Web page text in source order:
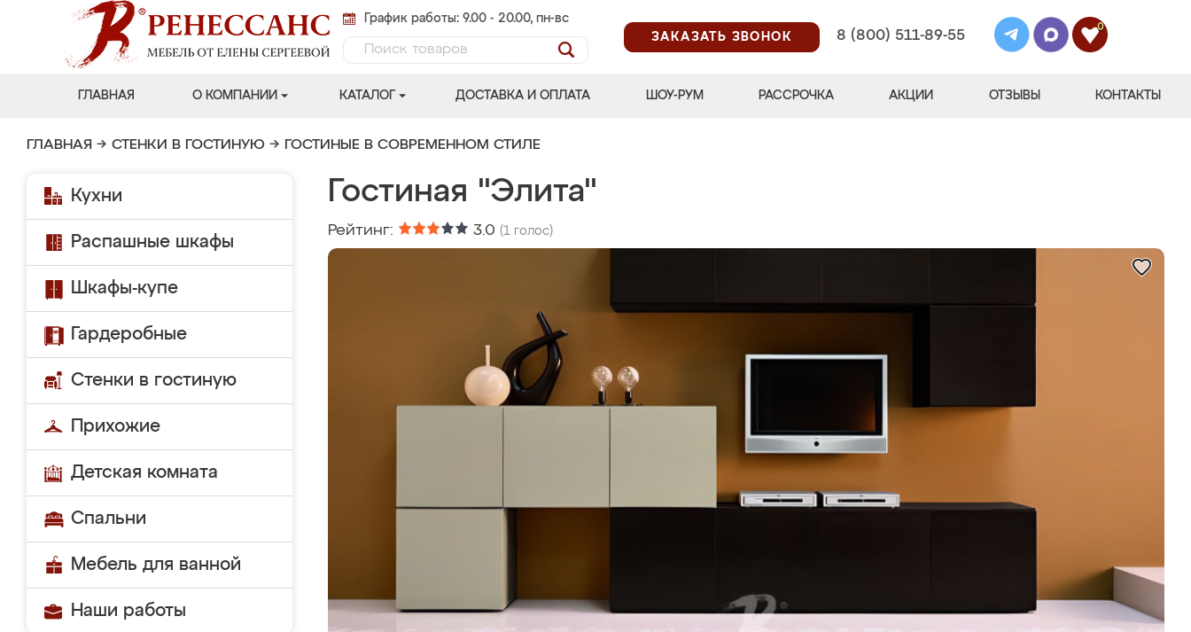
График работы: 9.00 - 20.00, пн-вс
ЗАКАЗАТЬ ЗВОНОК
8 (800) 511-89-55
0
ГЛАВНАЯ О КОМПАНИИ КАТАЛОГ ДОСТАВКА И ОПЛАТА ШОУ-РУМ РАССРОЧКА АКЦИИ ОТЗЫВЫ КОНТАКТЫ
ГЛАВНАЯ → СТЕНКИ В ГОСТИНУЮ → ГОСТИНЫЕ В СОВРЕМЕННОМ СТИЛЕ
Кухни
Распашные шкафы
Шкафы-купе
Гардеробные
Стенки в гостиную
Прихожие
Детская комната
Спальни
Мебель для ванной
Наши работы
Гостиная "Элита"
Рейтинг: 3.0 (1 голос)